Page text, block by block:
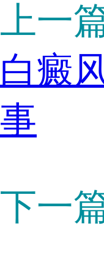
上一
白癜
事
下一